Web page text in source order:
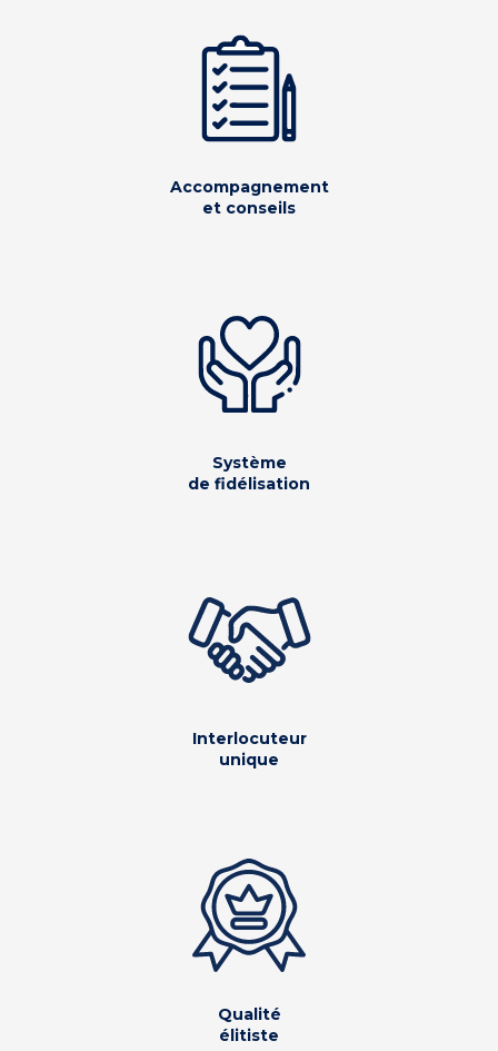
Accompagnement
et conseils
Système
de fidélisation
Interlocuteur
unique
Qualité
élitiste